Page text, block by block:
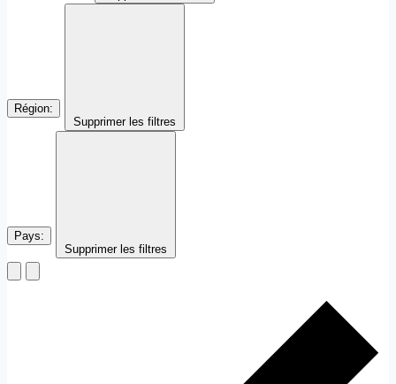
Région:
Supprimer les filtres
Pays:
Supprimer les filtres